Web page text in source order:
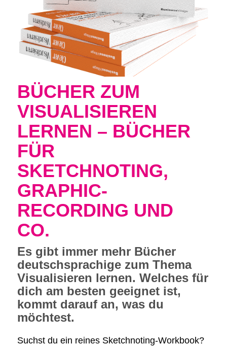
BÜCHER ZUM
VISUALISIEREN
LERNEN – BÜCHER
FÜR
SKETCHNOTING,
GRAPHIC-
RECORDING UND
CO.
Es gibt immer mehr Bücher
deutschsprachige zum Thema
Visualisieren lernen. Welches für
dich am besten geeignet ist,
kommt darauf an, was du
möchtest.
Suchst du ein reines Sketchnoting-Workbook?